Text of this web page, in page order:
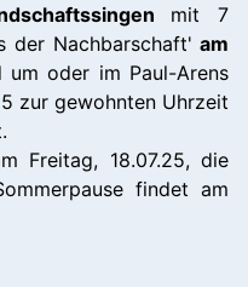
mit 7
der Nachbarschaft' am
oder im Paul-Arens
zur gewohnten Uhrzeit
Freitag, 18.07.25, die
findet am